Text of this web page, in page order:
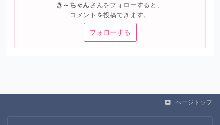
き～ちゃんさんをフォローすると、
コメントを投稿できます。
フォローする
ページトップ